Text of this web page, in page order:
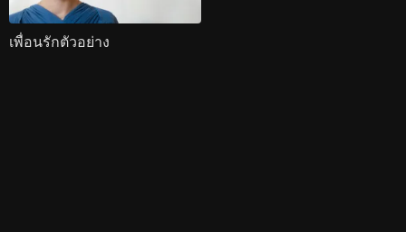
เพื่อนรักตัวอย่าง